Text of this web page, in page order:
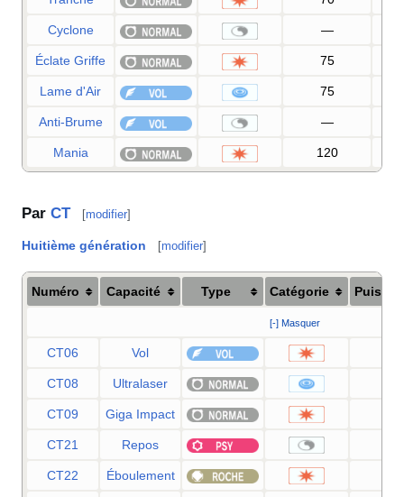
Cyclone —
Éclate Griffe 75
Lame d'Air 75
Anti-Brume —
Mania 120
Par CT [modifier]
Huitième génération [modifier]
Numéro Capacité Type Catégorie
[-] Masquer
CT06 Vol
CT08 Ultralaser
CT09 Giga Impact
CT21 Repos
CT22 Éboulement